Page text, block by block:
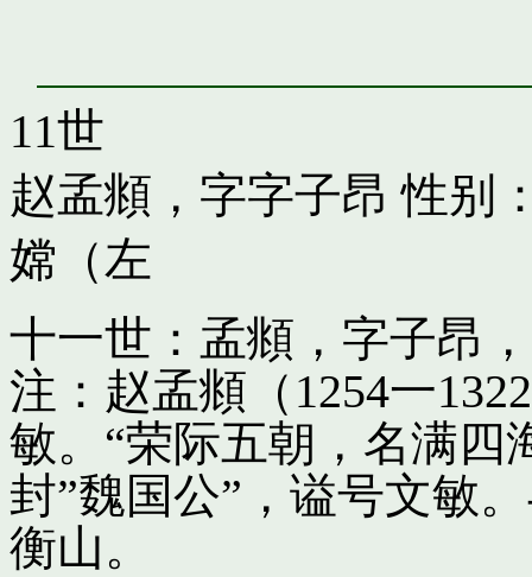
11世
赵孟頫，字字子昂 性别
嫦（左
十一世：孟頫，字子昂
注：赵孟頫（1254一
敏。“荣际五朝，名满四
封”魏国公”，谥号文敏
衡山。